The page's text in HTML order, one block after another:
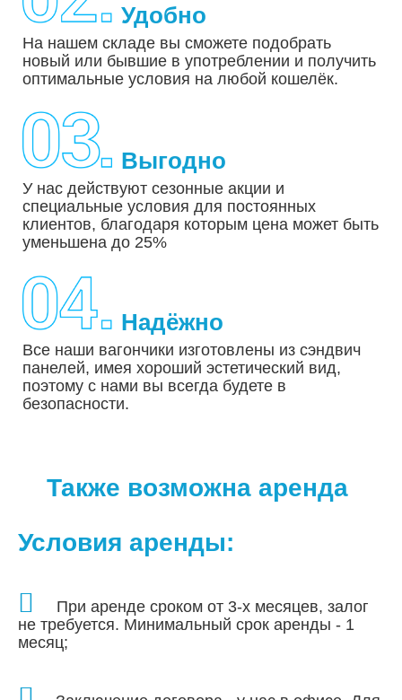
Удобно
На нашем складе вы сможете подобрать
новый или бывшие в употреблении и получить
оптимальные условия на любой кошелёк.
Выгодно
У нас действуют сезонные акции и
специальные условия для постоянных
клиентов, благодаря которым цена может быть
уменьшена до 25%
Надёжно
Все наши вагончики изготовлены из сэндвич
панелей, имея хороший эстетический вид,
поэтому с нами вы всегда будете в
безопасности.
Также возможна аренда
Условия аренды:
При аренде сроком от 3-х месяцев, залог
не требуется. Минимальный срок аренды - 1
месяц;